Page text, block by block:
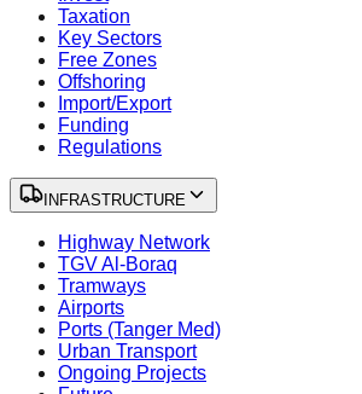
Taxation
Key Sectors
Free Zones
Offshoring
Import/Export
Funding
Regulations
INFRASTRUCTURE
Highway Network
TGV Al-Boraq
Tramways
Airports
Ports (Tanger Med)
Urban Transport
Ongoing Projects